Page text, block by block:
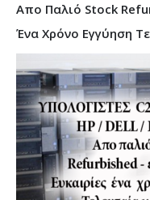
Απο Παλιό Stock
Ένα Χρόνο Εγγύηση